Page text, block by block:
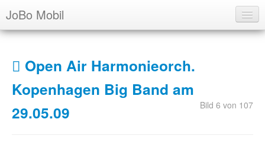
JoBo Mobil
Über uns
Ausbildung
Archiv
Übersicht
Open Air Harmonieorch.
Kopenhagen Big Band am
29.05.09
Bild 6 von 107